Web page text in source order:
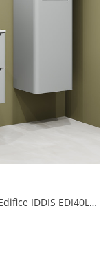
Пенал подвесной 40 см светло-серый Edifice IDDIS EDI40L0i97